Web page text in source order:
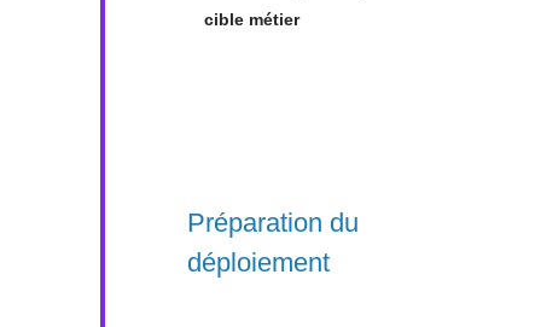
cible métier
Préparation du
déploiement